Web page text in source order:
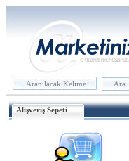
Alışveriş Sepeti